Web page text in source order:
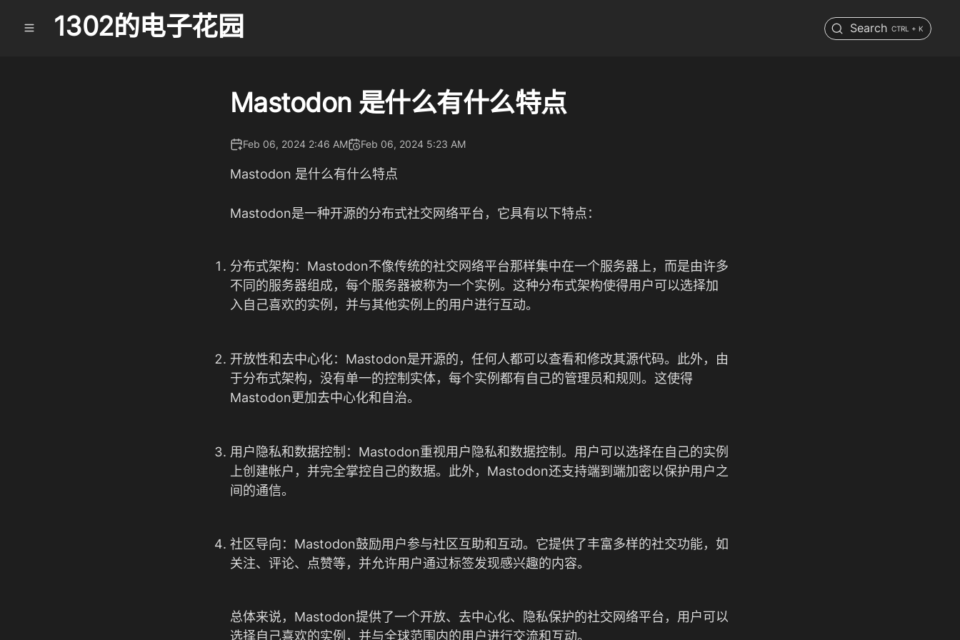
1302的电子花园 Search CTRL + K
Mastodon 是什么有什么特点
Feb 06, 2024 2:46 AM Feb 06, 2024 5:23 AM
Mastodon 是什么有什么特点
Mastodon是一种开源的分布式社交网络平台，它具有以下特点：
分布式架构：Mastodon不像传统的社交网络平台那样集中在一个服务器上，而是由许多
不同的服务器组成，每个服务器被称为一个实例。这种分布式架构使得用户可以选择加
入自己喜欢的实例，并与其他实例上的用户进行互动。
开放性和去中心化：Mastodon是开源的，任何人都可以查看和修改其源代码。此外，由
于分布式架构，没有单一的控制实体，每个实例都有自己的管理员和规则。这使得
Mastodon更加去中心化和自治。
用户隐私和数据控制：Mastodon重视用户隐私和数据控制。用户可以选择在自己的实例
上创建帐户，并完全掌控自己的数据。此外，Mastodon还支持端到端加密以保护用户之
间的通信。
社区导向：Mastodon鼓励用户参与社区互助和互动。它提供了丰富多样的社交功能，如
关注、评论、点赞等，并允许用户通过标签发现感兴趣的内容。
总体来说，Mastodon提供了一个开放、去中心化、隐私保护的社交网络平台，用户可以
选择自己喜欢的实例，并与全球范围内的用户进行交流和互动。